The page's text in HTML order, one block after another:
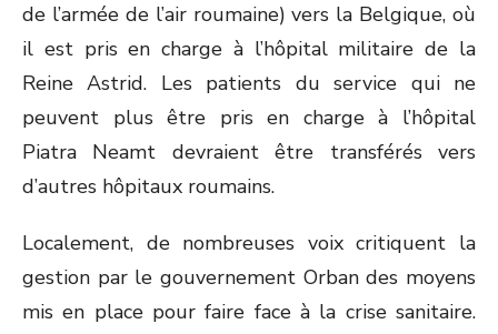
de l’armée de l’air roumaine) vers la Belgique, où
il est pris en charge à l’hôpital militaire de la
Reine Astrid. Les patients du service qui ne
peuvent plus être pris en charge à l’hôpital
Piatra Neamt devraient être transférés vers
d’autres hôpitaux roumains.
Localement, de nombreuses voix critiquent la
gestion par le gouvernement Orban des moyens
mis en place pour faire face à la crise sanitaire.